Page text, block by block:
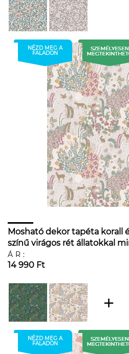
NÉZD MEG A
FALADON
Mosható dekor tapéta korall
színű virágos rét állatokkal
ÁR:
14 990 Ft
NÉZD MEG A
FALADON